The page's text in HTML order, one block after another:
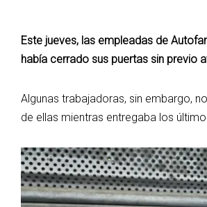
Este jueves, las empleadas de
había cerrado sus puertas sin previo
Algunas trabajadoras, sin embargo,
de ellas mientras entregaba los